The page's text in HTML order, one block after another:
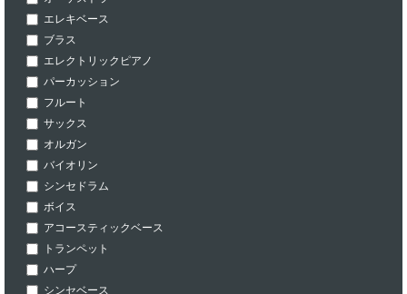
エレキベース
ブラス
エレクトリックピアノ
パーカッション
フルート
サックス
オルガン
バイオリン
シンセドラム
ボイス
アコースティックベース
トランペット
ハープ
シンセベース